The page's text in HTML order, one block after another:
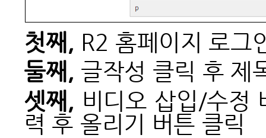
첫째, R2 홈페이지 로그
둘째, 글작성 클릭 후 제
셋째, 비디오 삽입/수정
력 후 올리기 버튼 클릭